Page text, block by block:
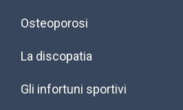
Osteoporosi
La discopatia
Gli infortuni sportivi